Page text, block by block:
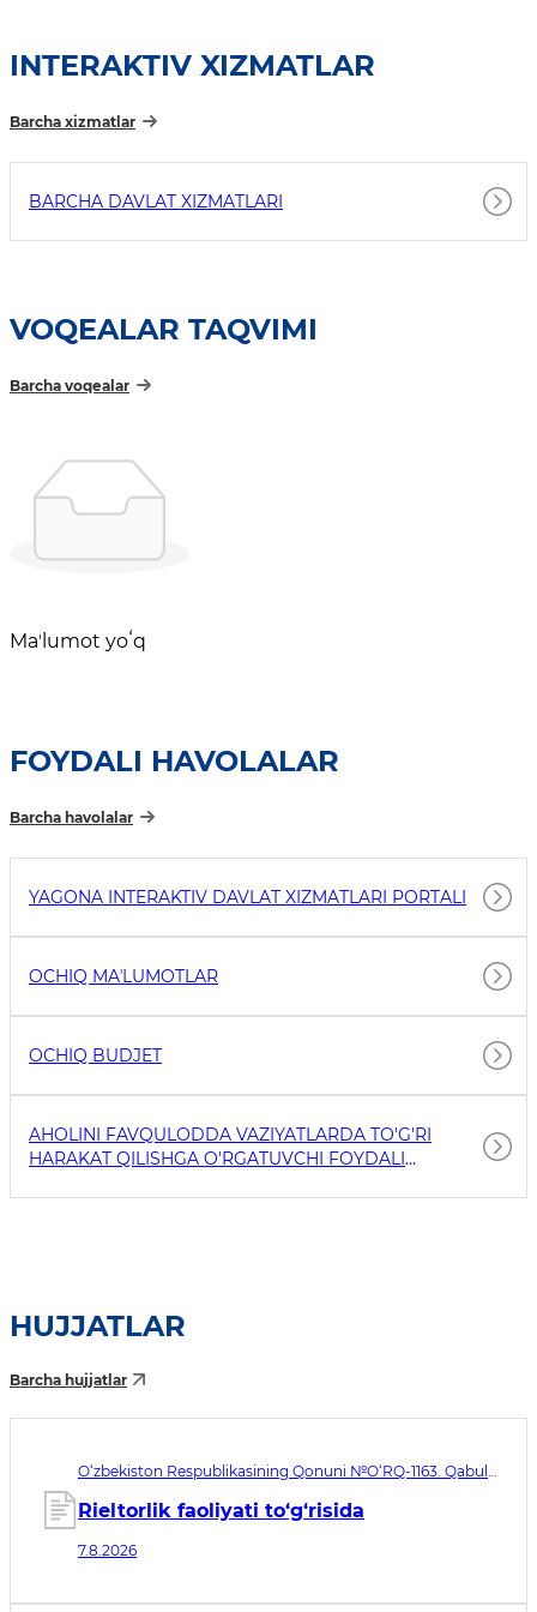
INTERAKTIV XIZMATLAR
Barcha xizmatlar
BARCHA DAVLAT XIZMATLARI
VOQEALAR TAQVIMI
Barcha voqealar
Maʼlumot yoʻq
FOYDALI HAVOLALAR
Barcha havolalar
YAGONA INTERAKTIV DAVLAT XIZMATLARI PORTALI
OCHIQ MAʼLUMOTLAR
OCHIQ BUDJET
AHOLINI FAVQULODDA VAZIYATLARDA TO'G'RI
HARAKAT QILISHGA O'RGATUVCHI FOYDALI
HUJJATLAR
Barcha hujjatlar
O‘zbekiston Respublikasining Qonuni №O‘RQ-1163. Qabul
Rieltorlik faoliyati to‘g‘risida
7.8.2026